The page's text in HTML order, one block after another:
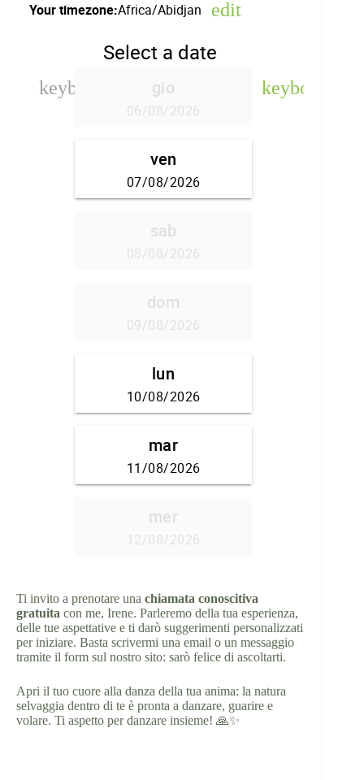
Ti invito a prenotare una chiamata conoscitiva
gratuita con me, Irene. Parleremo della tua esperienza,
delle tue aspettative e ti darò suggerimenti personalizzati
per iniziare. Basta scrivermi una email o un messaggio
tramite il form sul nostro sito: sarò felice di ascoltarti.
Apri il tuo cuore alla danza della tua anima: la natura
selvaggia dentro di te è pronta a danzare, guarire e
volare. Ti aspetto per danzare insieme! 🙏✨